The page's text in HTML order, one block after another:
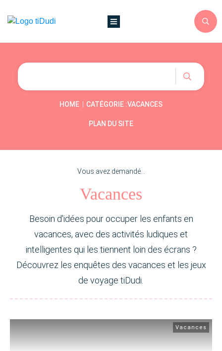
HOME | CATÉGORIE :VACANCES
PLAN DU SITE
Vous avez demandé...
Vacances
Besoin d'idées pour occuper les enfants en
vacances, avec des activités ludiques et
intelligentes qui les tiennent loin des écrans ?
Découvrez les enquêtes des vacances et les jeux
de voyage tiDudi.
Vacances